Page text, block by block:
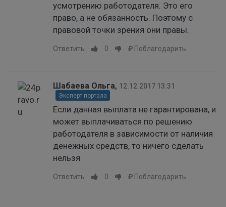
усмотрению работодателя. Это его
право, а не обязанность. Поэтому с
правовой точки зрения они правы.
Ответить 0 Поблагодарить
Шабаева Ольга, 12.12.2017 13:31
Эксперт портала
Если данная выплата не гарантирована, и
может выплачиваться по решению
работодателя в зависимости от наличия
денежных средств, то ничего сделать
нельзя
Ответить 0 Поблагодарить